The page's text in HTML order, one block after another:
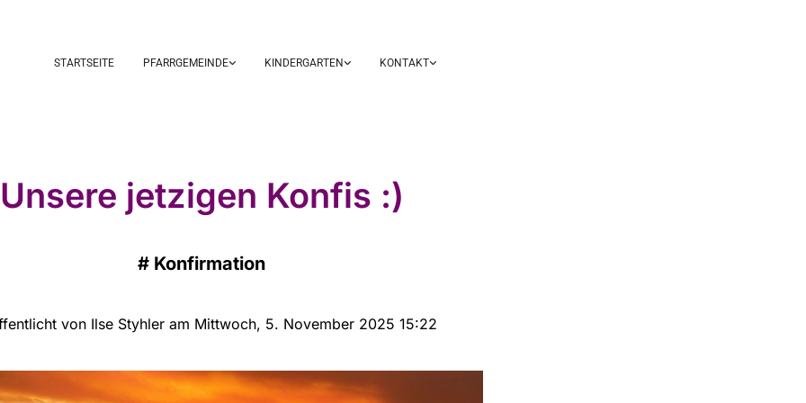
STARTSEITE PFARRGEMEINDE KINDERGARTEN KONTAKT
Unsere jetzigen Konfis :)
# Konfirmation
von Ilse Styhler am Mittwoch, 5. November 2025 15:22